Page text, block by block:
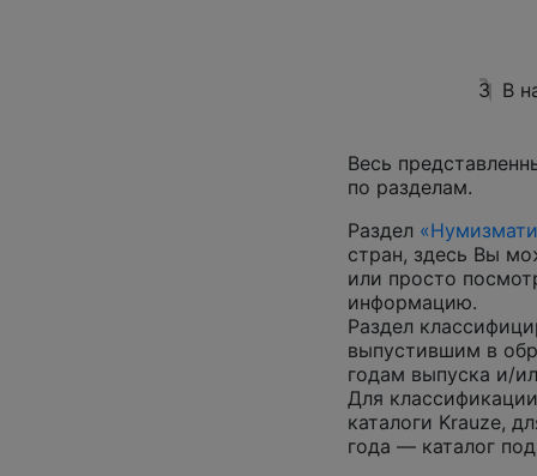
3 В
Весь
по разделам.
Раздел
стран, здесь Вы
или просто
информацию.
Раздел
выпустившим в
годам выпуска и/
Для
каталоги Krauze,
года — каталог